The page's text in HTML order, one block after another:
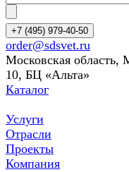
+7 (495) 979-40-50
order@sdsvet.ru
Московская
10, БЦ «Альта»
Каталог
Услуги
Отрасли
Проекты
Компания